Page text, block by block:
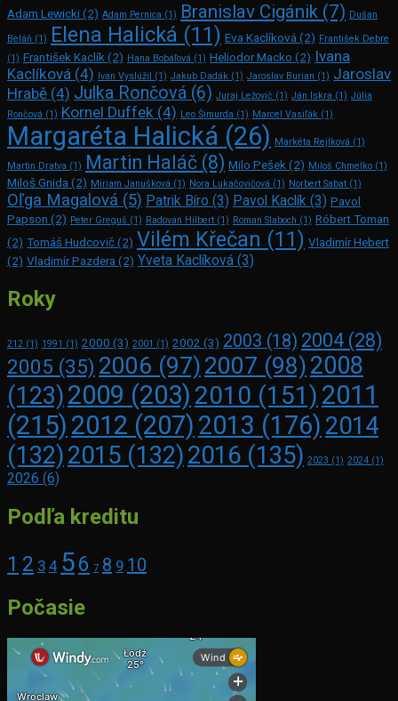
Adam Lewicki(2) Adam Pernica (1) Branislav Cigánik (7) Dušan
Beláň (1) Elena Halická (11) Eva Kaclíková(2) František Debre
(1) František Kaclík(2) Hana Bobáľová (1) Heliodor Macko (2) Ivana
Kaclíková (4) Ivan Vyslúžil (1) Jakub Dadák (1) Jaroslav Burian (1) Jaroslav
Hrabě (4) Julka Rončová (6) Juraj Ležovič (1) Ján Iskra (1) Júlia
Rončová (1) Kornel Duffek (4) Leo Šimurda (1) Marcel Vasiľák (1)
Margaréta Halická (26) Markéta Rejlková (1)
Martin Dratva (1) Martin Haláč (8) Milo Pešek(2) Miloš Chmelko (1)
Miloš Gnida(2) Miriam Janušková (1) Nora Lukačovičová (1) Norbert Sabat (1)
Oľga Magalová (5) Patrik Bíro (3) Pavol Kaclík (3) Pavol
Papson (2) Peter Greguš (1) Radovan Hilbert (1) Roman Slaboch (1) Róbert Toman
(2) Tomáš Hudcovič(2) Vilém Křečan (11) Vladimír Hebert
(2) Vladimír Pazdera(2) Yveta Kaclíková (3)
Roky
212 (1) 1991 (1) 2000 (3) 2001 (1) 2002 (3) 2003 (18) 2004 (28)
2005 (35) 2006 (97) 2007 (98) 2008
(123)2009 (203) 2010 (151) 2011
(215) 2012 (207) 2013 (176) 2014
(132)2015 (132)2016 (135) 2023 (1) 2024 (1)
2026 (6)
Podľa kreditu
1 2 3 4 56 7 8 9 10
Počasie